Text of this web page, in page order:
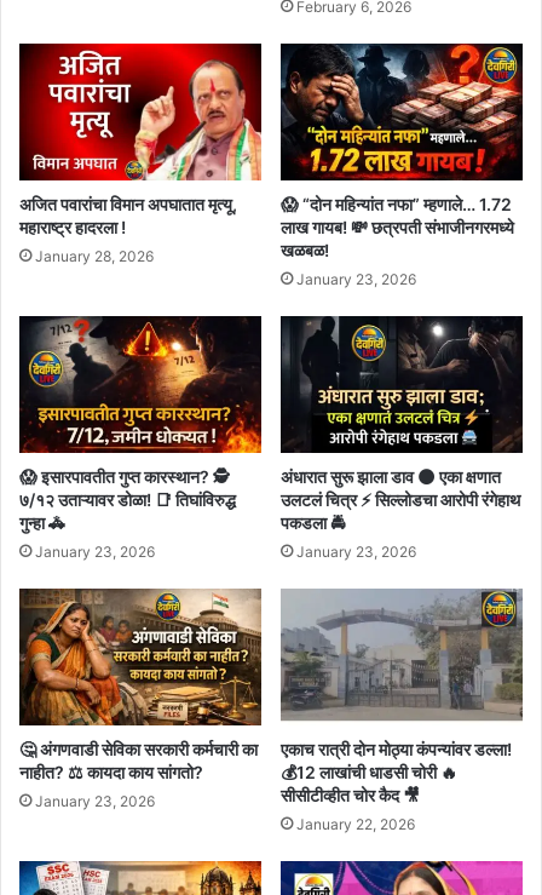
February 6, 2026
अजित पवारांचा विमान अपघातात मृत्यू,
महाराष्ट्र हादरला !
January 28, 2026
😱 “दोन महिन्यांत नफा” म्हणाले… 1.72
लाख गायब! 💸 छत्रपती संभाजीनगरमध्ये
खळबळ!
January 23, 2026
😱 इसारपावतीत गुप्त कारस्थान? 🕵️
७/१२ उताऱ्यावर डोळा! 📑 तिघांविरुद्ध
गुन्हा 🚓
January 23, 2026
अंधारात सुरू झाला डाव 🌑 एका क्षणात
उलटलं चित्र ⚡ सिल्लोडचा आरोपी रंगेहाथ
पकडला 🚔
January 23, 2026
🤔 अंगणवाडी सेविका सरकारी कर्मचारी का
नाहीत? ⚖️ कायदा काय सांगतो?
January 23, 2026
एकाच रात्री दोन मोठ्या कंपन्यांवर डल्ला!
💰12 लाखांची धाडसी चोरी 🔥
सीसीटीव्हीत चोर कैद 🎥
January 22, 2026